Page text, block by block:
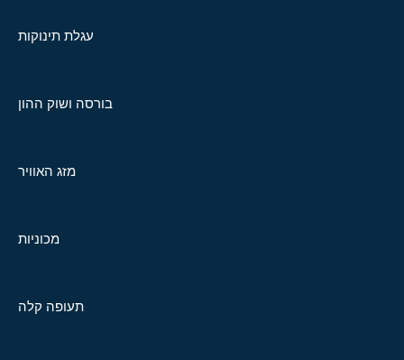
עגלת תינוקות
בורסה ושוק ההון
מזג האוויר
מכוניות
תעופה קלה